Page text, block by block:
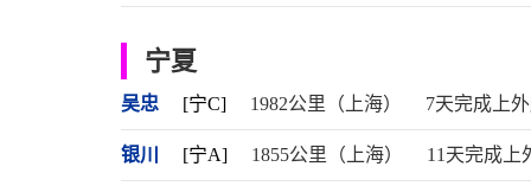
宁夏
吴忠 [宁C] 1982公里（上海） 7天完成上
银川 [宁A] 1855公里（上海） 11天完成上